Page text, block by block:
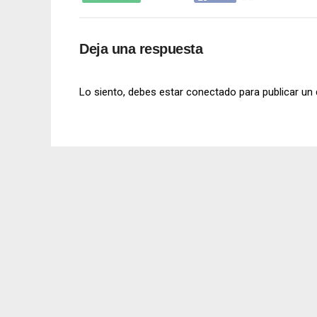
Deja una respuesta
Lo siento, debes estar conectado para publicar un